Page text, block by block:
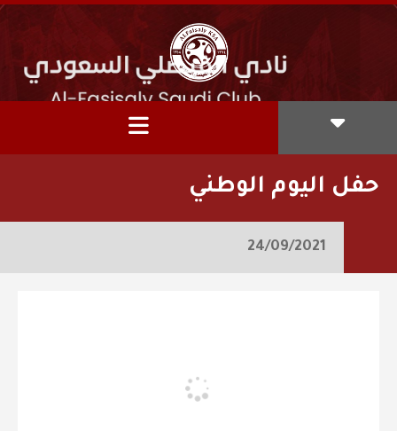
حفل اليوم الوطني
24/09/2021